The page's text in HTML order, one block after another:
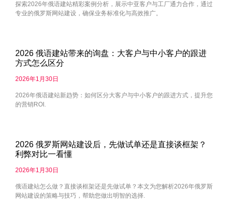
探索2026年俄语建站精彩案例分析，展示中亚客户与工厂通力合作，通过
专业的俄罗斯网站建设，确保业务标准化与高效推广。
2026 俄语建站带来的询盘：大客户与中小客户的跟进
方式怎么区分
2026年1月30日
2026年俄语建站新趋势：如何区分大客户与中小客户的跟进方式，提升您
的营销ROI.
2026 俄罗斯网站建设后，先做试单还是直接谈框架？
利弊对比一看懂
2026年1月30日
俄语建站怎么做？直接谈框架还是先做试单？本文为您解析2026年俄罗斯
网站建设的策略与技巧，帮助您做出明智的选择.